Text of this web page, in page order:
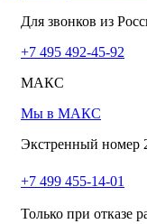
Для звонков из
+7 495 492-45-92
МАКС
Мы в МАКС
Экстренный номер
+7 499 455-14-01
Только при отказе